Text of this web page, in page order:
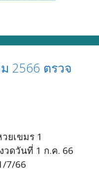
2566 ตรวจ
ยเขมร 1
วดวันที่ 1 ก.ค. 66
7/66